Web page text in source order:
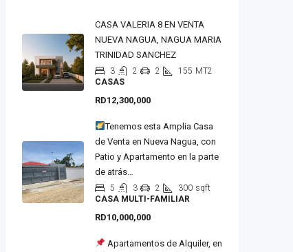
CASA VALERIA 8 EN VENTA
NUEVA NAGUA, NAGUA MARIA
TRINIDAD SANCHEZ
3 2 2 155 MT2
CASAS
RD12,300,000
Tenemos esta Amplia Casa
de Venta en Nueva Nagua, con
Patio y Apartamento en la parte
de atrás…
5 3 2 300 sqft
CASA MULTI-FAMILIAR
RD10,000,000
Apartamentos de Alquiler, en